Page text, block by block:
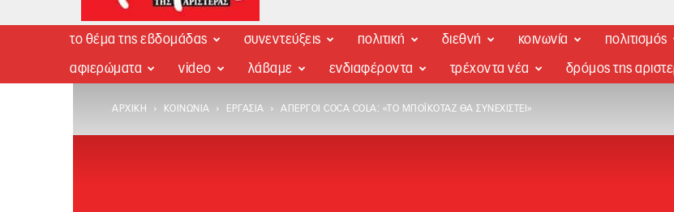
το θέμα της εβδομάδας συνεντεύξεις πολιτική διεθνή κοινωνία πολιτισμός
αφιερώματα video λάβαμε ενδιαφέροντα τρέχοντα νέα δρόμος της
ΑΡΧΙΚΉ ΚΟΙΝΩΝΊΑ ΕΡΓΑΣΊΑ ΑΠΕΡΓΟΊ COCA COLA: «ΤΟ ΜΠΟΪΚΟΤΆΖ ΘΑ ΣΥΝΕΧΙΣΤΕΊ»